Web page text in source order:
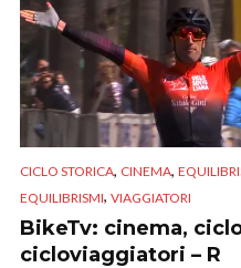
CICLO STORICA, CINEMA,
EQUILIBRISMI, VIAGGIATORI
BikeTv: cinema,
cicloviaggiatori – R